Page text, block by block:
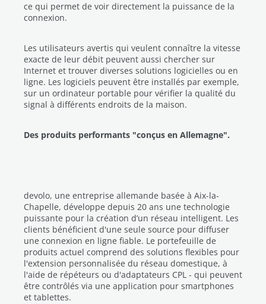
ce qui permet de voir directement la puissance de la
connexion.
Les utilisateurs avertis qui veulent connaître la vitesse
exacte de leur débit peuvent aussi chercher sur
Internet et trouver diverses solutions logicielles ou en
ligne. Les logiciels peuvent être installés par exemple,
sur un ordinateur portable pour vérifier la qualité du
signal à différents endroits de la maison.
Des produits performants "conçus en Allemagne".
devolo, une entreprise allemande basée à Aix-la-
Chapelle, développe depuis 20 ans une technologie
puissante pour la création d’un réseau intelligent. Les
clients bénéficient d'une seule source pour diffuser
une connexion en ligne fiable. Le portefeuille de
produits actuel comprend des solutions flexibles pour
l'extension personnalisée du réseau domestique, à
l'aide de répéteurs ou d'adaptateurs CPL - qui peuvent
être contrôlés via une application pour smartphones
et tablettes.